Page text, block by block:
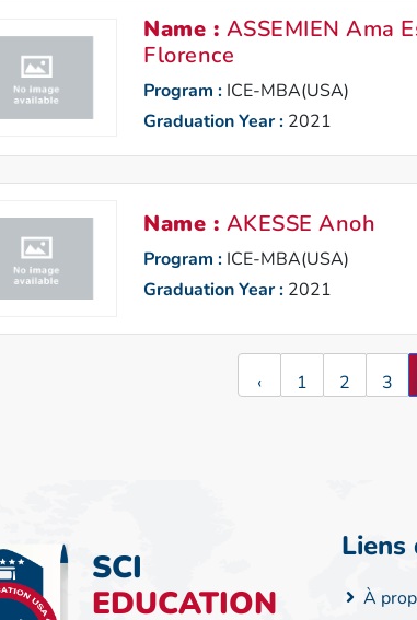
Name : ASSEMIEN Ama
Florence
Program : ICE-MBA(USA)
Graduation Year : 2021
Name : AKESSE Anoh
Program : ICE-MBA(USA)
Graduation Year : 2021
‹ 1 2 3
SCI
EDUCATION
Liens
À